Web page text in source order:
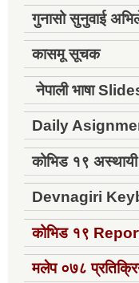
गुनासो सुनुवाई
कासमू सूचक
नेपाली भाषा
Daily
कोभिड १९
Devnagiri
कोभिड १९
मलेप ०७८